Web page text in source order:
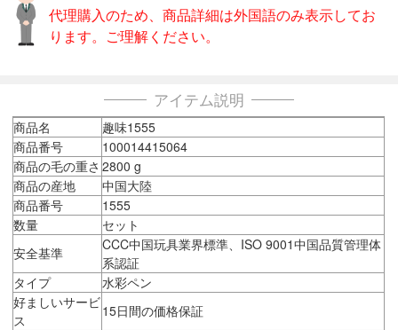
代理購入のため、商品詳細は外国語のみ表示してお
ります。ご理解ください。
アイテム説明
商品名
趣味1555
商品番号
100014415064
商品の毛の重さ 2800 g
商品の産地
中国大陸
商品番号
1555
数量
セット
安全基準
CCC中国玩具業界標準、ISO 9001中国品質管理体
系認証
タイプ
水彩ペン
好ましいサービ
ス
15日間の価格保証